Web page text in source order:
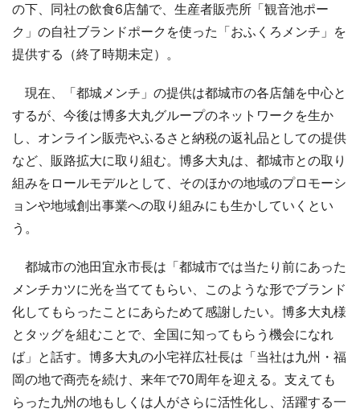
の下、同社の飲食6店舗で、生産者販売所「観音池ポー
ク」の自社ブランドポークを使った「おふくろメンチ」を
提供する（終了時期未定）。
現在、「都城メンチ」の提供は都城市の各店舗を中心と
するが、今後は博多大丸グループのネットワークを生か
し、オンライン販売やふるさと納税の返礼品としての提供
など、販路拡大に取り組む。博多大丸は、都城市との取り
組みをロールモデルとして、そのほかの地域のプロモーシ
ョンや地域創出事業への取り組みにも生かしていくとい
う。
都城市の池田宜永市長は「都城市では当たり前にあった
メンチカツに光を当ててもらい、このような形でブランド
化してもらったことにあらためて感謝したい。博多大丸様
とタッグを組むことで、全国に知ってもらう機会になれ
ば」と話す。博多大丸の小宅祥広社長は「当社は九州・福
岡の地で商売を続け、来年で70周年を迎える。支えても
らった九州の地もしくは人がさらに活性化し、活躍する一